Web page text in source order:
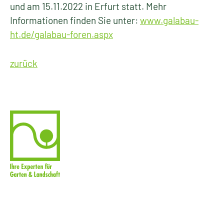
und am 15.11.2022 in Erfurt statt. Mehr
Informationen finden Sie unter: www.galabau-
ht.de/galabau-foren.aspx
zurück